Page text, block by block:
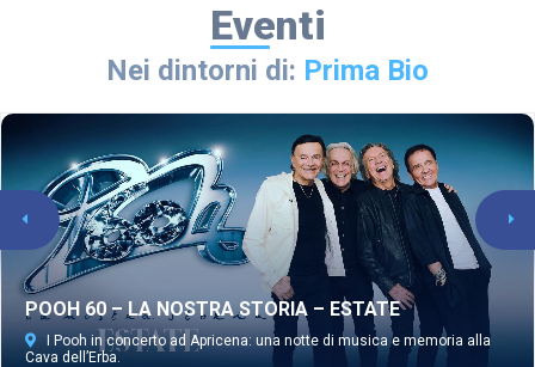
Eventi
Nei dintorni di: Prima Bio
POOH 60 – LA NOSTRA STORIA – ESTATE
I Pooh in concerto ad Apricena: una notte di musica e memoria alla
Cava dell’Erba.